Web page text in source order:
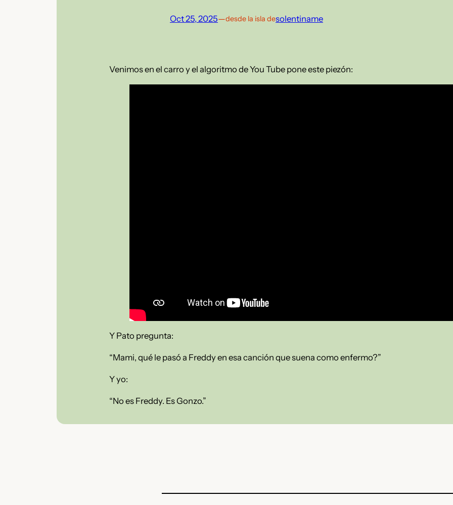
Oct 25, 2025—desde la isla desolentiname
Venimos en el carro y el algoritmo de You Tube pone este piezón:
Y Pato pregunta:
“Mami, qué le pasó a Freddy en esa canción que suena como enfermo?”
Y yo:
“No es Freddy. Es Gonzo.”